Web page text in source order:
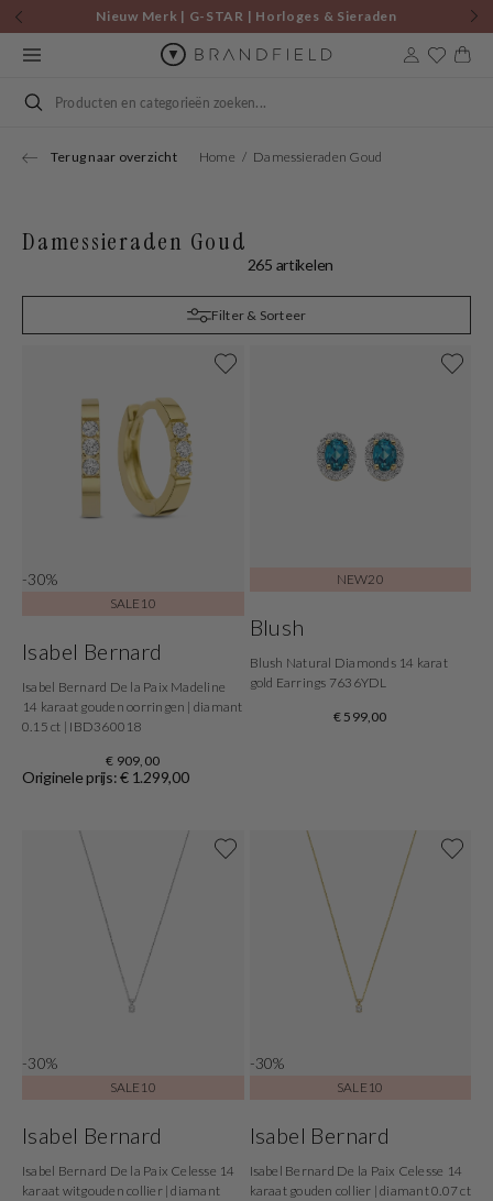
Skip to
content
Nieuw Merk | G-STAR | Horloges & Sieraden
Cart
Search
Terug naar overzicht Home Damessieraden Goud
Damessieraden Goud
265 artikelen
Filter & Sorteer
-30%
SALE10
Isabel Bernard
Isabel Bernard De la Paix Madeline
14 karaat gouden oorringen | diamant
0.15 ct | IBD360018
€ 909,00
Originele prijs: € 1.299,00
NEW20
Blush
Blush Natural Diamonds 14 karat
gold Earrings 7636YDL
€ 599,00
-30%
SALE10
Isabel Bernard
Isabel Bernard De la Paix Celesse 14
karaat witgouden collier | diamant
-30%
SALE10
Isabel Bernard
Isabel Bernard De la Paix Celesse 14
karaat gouden collier | diamant 0.07 ct